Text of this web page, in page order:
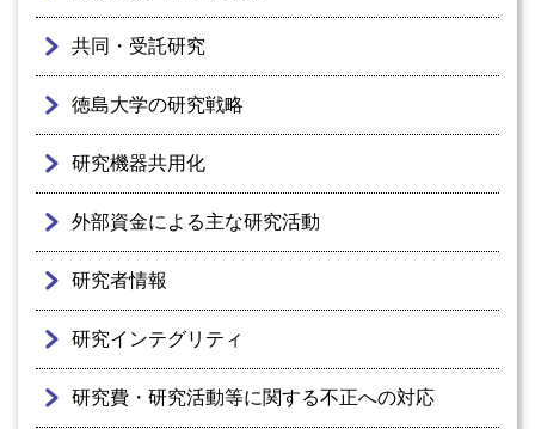
共同・受託研究
徳島大学の研究戦略
研究機器共用化
外部資金による主な研究活動
研究者情報
研究インテグリティ
研究費・研究活動等に関する不正への対応